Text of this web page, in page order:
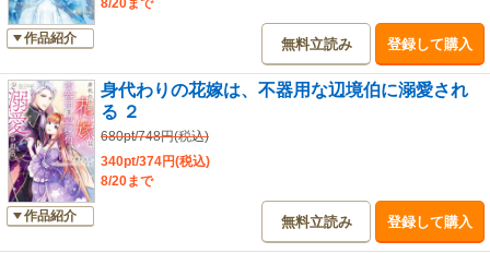
作品紹介 無料立読み 登録して購入
作品紹介
身代わりの花嫁は、不器用な辺境伯に溺愛され
る ２
680pt/748円(税込)
340pt/374円(税込)
8/20まで
無料立読み 登録して購入